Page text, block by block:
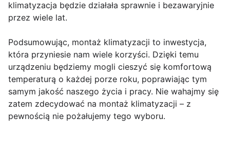
klimatyzacja będzie działała sprawnie i bezawaryjnie
przez wiele lat.
Podsumowując, montaż klimatyzacji to inwestycja,
która przyniesie nam wiele korzyści. Dzięki temu
urządzeniu będziemy mogli cieszyć się komfortową
temperaturą o każdej porze roku, poprawiając tym
samym jakość naszego życia i pracy. Nie wahajmy się
zatem zdecydować na montaż klimatyzacji – z
pewnością nie pożałujemy tego wyboru.